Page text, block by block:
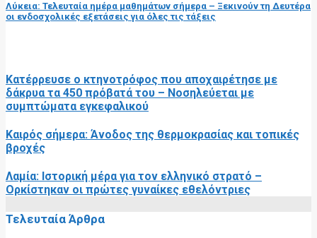
Λύκεια: Τελευταία ημέρα μαθημάτων σήμερα – Ξεκινούν τη Δευτέρα
οι ενδοσχολικές εξετάσεις για όλες τις τάξεις
Κατέρρευσε ο κτηνοτρόφος που αποχαιρέτησε με
δάκρυα τα 450 πρόβατά του – Νοσηλεύεται με
συμπτώματα εγκεφαλικού
Καιρός σήμερα: Άνοδος της θερμοκρασίας και τοπικές
βροχές
Λαμία: Ιστορική μέρα για τον ελληνικό στρατό –
Ορκίστηκαν οι πρώτες γυναίκες εθελόντριες
Τελευταία Άρθρα